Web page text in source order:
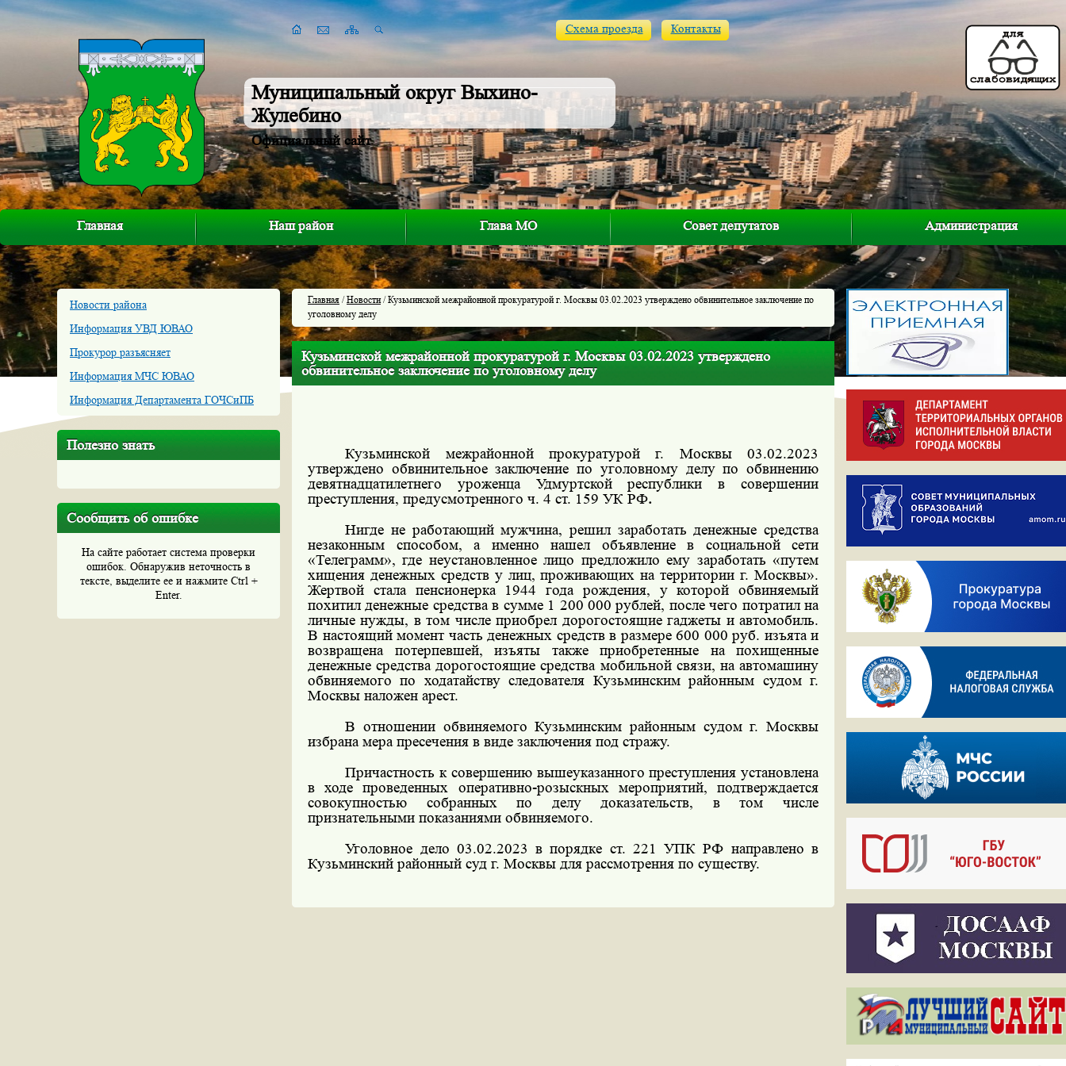
Муниципальный округ Выхино-
Жулебино
Официальный сайт
Схема проезда Контакты
Главная Наш район Глава МО Совет депутатов Администрация
Новости района
Информация УВД ЮВАО
Прокурор разъясняет
Информация МЧС ЮВАО
Информация Департамента ГОЧСиПБ
Полезно знать
Сообщить об ошибке
На сайте работает система проверки
ошибок. Обнаружив неточность в
тексте, выделите ее и нажмите Ctrl +
Enter.
Главная /Новости/ Кузьминской межрайонной прокуратурой г. Москвы 03.02.2023 утверждено обвинительное заключение по
уголовному делу
Кузьминской межрайонной прокуратурой г. Москвы 03.02.2023 утверждено
обвинительное заключение по уголовному делу
Кузьминской межрайонной прокуратурой г. Москвы 03.02.2023
утверждено обвинительное заключение по уголовному делу по обвинению
девятнадцатилетнего уроженца Удмуртской республики в совершении
преступления, предусмотренного ч. 4 ст. 159 УК РФ.
Нигде не работающий мужчина, решил заработать денежные средства
незаконным способом, а именно нашел объявление в социальной сети
«Телеграмм», где неустановленное лицо предложило ему заработать «путем
хищения денежных средств у лиц, проживающих на территории г. Москвы».
Жертвой стала пенсионерка 1944 года рождения, у которой обвиняемый
похитил денежные средства в сумме 1 200 000 рублей, после чего потратил на
личные нужды, в том числе приобрел дорогостоящие гаджеты и автомобиль.
В настоящий момент часть денежных средств в размере 600 000 руб. изъята и
возвращена потерпевшей, изъяты также приобретенные на похищенные
денежные средства дорогостоящие средства мобильной связи, на автомашину
обвиняемого по ходатайству следователя Кузьминским районным судом г.
Москвы наложен арест.
В отношении обвиняемого Кузьминским районным судом г. Москвы
избрана мера пресечения в виде заключения под стражу.
Причастность к совершению вышеуказанного преступления установлена
в ходе проведенных оперативно-розыскных мероприятий, подтверждается
совокупностью собранных по делу доказательств, в том числе
признательными показаниями обвиняемого.
Уголовное дело 03.02.2023 в порядке ст. 221 УПК РФ направлено в
Кузьминский районный суд г. Москвы для рассмотрения по существу.